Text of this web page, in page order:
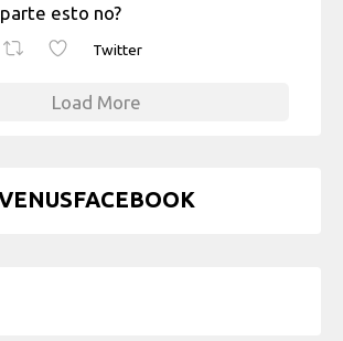
esto no?
Twitter
Load More